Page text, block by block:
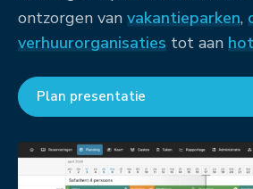
ontzorgen van vakantieparken,
verhuurorganisaties tot aan
Plan presentatie